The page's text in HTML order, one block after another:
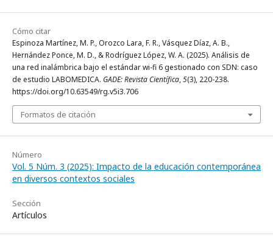
Cómo citar
Espinoza Martínez, M. P., Orozco Lara, F. R., Vásquez Díaz, A. B.,
Hernández Ponce, M. D., & Rodríguez López, W. A. (2025). Análisis de
una red inalámbrica bajo el estándar wi-fi 6 gestionado con SDN: caso
de estudio LABOMEDICA. GADE: Revista Científica,5(3), 220-238.
https://doi.org/10.63549/rg.v5i3.706
Formatos de citación
Número
Vol. 5 Núm. 3 (2025): Impacto de la educación contemporánea
en diversos contextos sociales
Sección
Artículos